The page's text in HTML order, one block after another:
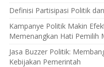
Definisi Partisipasi Politik
Kampanye Politik Makin
Memenangkan Hati Pemilih
Jasa Buzzer Politik:
Kebijakan Pemerintah